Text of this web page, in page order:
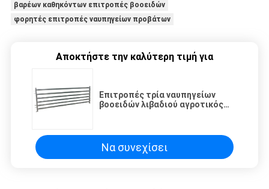
βαρέων καθηκόντων επιτροπές βοοειδών
φορητές επιτροπές ναυπηγείων προβάτων
Αποκτήστε την καλύτερη τιμή για
Επιτροπές τρία ναυπηγείων
βοοειδών λιβαδιού αγροτικός
Να συνεχίσει